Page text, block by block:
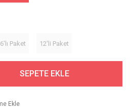
6'lı Paket 12'li Paket
SEPETE EKLE